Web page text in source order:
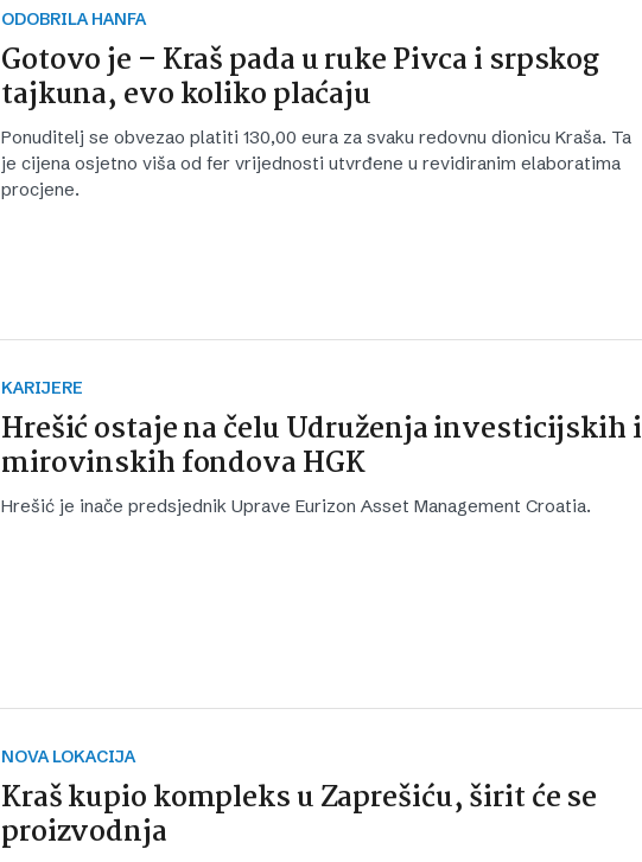
ODOBRILA HANFA
Gotovo je – Kraš pada u ruke Pivca i srpskog
tajkuna, evo koliko plaćaju
Ponuditelj se obvezao platiti 130,00 eura za svaku redovnu dionicu Kraša. Ta
je cijena osjetno viša od fer vrijednosti utvrđene u revidiranim elaboratima
procjene.
KARIJERE
Hrešić ostaje na čelu Udruženja investicijskih i
mirovinskih fondova HGK
Hrešić je inače predsjednik Uprave Eurizon Asset Management Croatia.
NOVA LOKACIJA
Kraš kupio kompleks u Zaprešiću, širit će se
proizvodnja